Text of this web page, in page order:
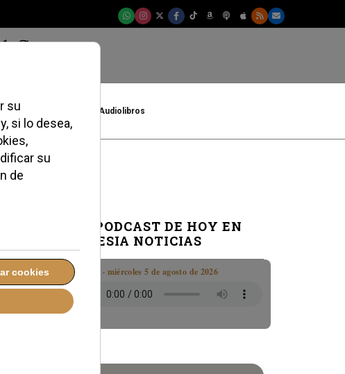
Podcast Audiolibros
EL PODCAST DE HOY EN
IGLESIA NOTICIAS
Boletín · miércoles 5 de agosto de 2026